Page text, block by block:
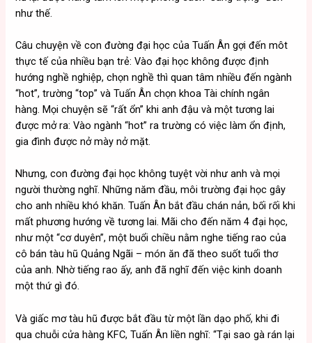
như thế.
Câu chuyện về con đường đại học của Tuấn Ân gợi đến môt
thực tế của nhiều bạn trẻ: Vào đại học không được định
hướng nghề nghiệp, chọn nghề thì quan tâm nhiều đến ngành
“hot”, trường “top” và Tuấn Ân chọn khoa Tài chính ngân
hàng. Mọi chuyện sẽ “rất ổn” khi anh đậu và một tương lai
được mở ra: Vào ngành “hot” ra trường có việc làm ổn định,
gia đình được nở mày nở mặt.
Nhưng, con đường đại học không tuyệt vời như anh và mọi
người thường nghĩ. Những năm đầu, môi trường đại học gây
cho anh nhiều khó khăn. Tuấn Ân bắt đầu chán nản, bối rối khi
mất phương hướng về tương lai. Mãi cho đến năm 4 đại học,
như một “cơ duyên”, một buổi chiều nằm nghe tiếng rao của
cô bán tàu hũ Quảng Ngãi – món ăn đã theo suốt tuổi thơ
của anh. Nhờ tiếng rao ấy, anh đã nghĩ đến việc kinh doanh
một thứ gì đó.
Và giấc mơ tàu hũ được bắt đầu từ một lần dạo phố, khi đi
qua chuỗi cửa hàng KFC, Tuấn Ân liền nghĩ: “Tại sao gà rán lại